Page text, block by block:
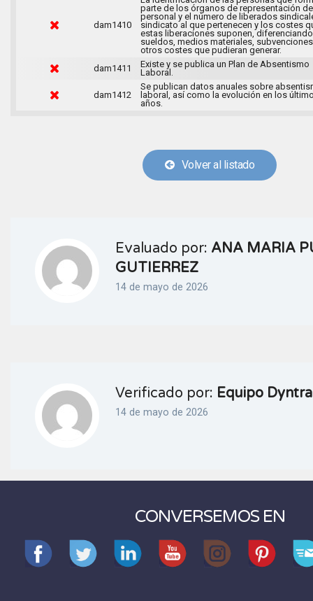
dam1410
parte de los órganos de representación
personal y el número de liberados
sindicato al que pertenecen y los costes
estas liberaciones suponen, diferenciando
sueldos, medios materiales,
otros costes que pudieran generar.
dam1411
Existe y se publica un Plan de Absentismo
Laboral.
dam1412
Se publican datos anuales sobre
laboral, así como la evolución en los
años.
Volver al listado
Evaluado por: ANA MARIA
GUTIERREZ
14 de mayo de 2026
Verificado por: Equipo Dyntra
14 de mayo de 2026
CONVERSEMOS EN